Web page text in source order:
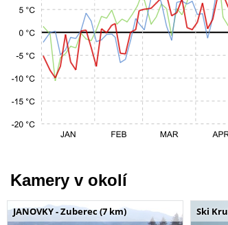
Kamery v okolí
JANOVKY - Zuberec (7 km) Ski